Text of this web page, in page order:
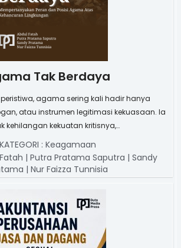
Tak Berdaya
agama sering kali hadir hanya
atau instrumen legitimasi kekuasaan. Ia
kehilangan kekuatan kritisnya,…
KATEGORI : Keagamaan
| Putra Pratama Saputra | Sandy
| Nur Faizza Tunnisia